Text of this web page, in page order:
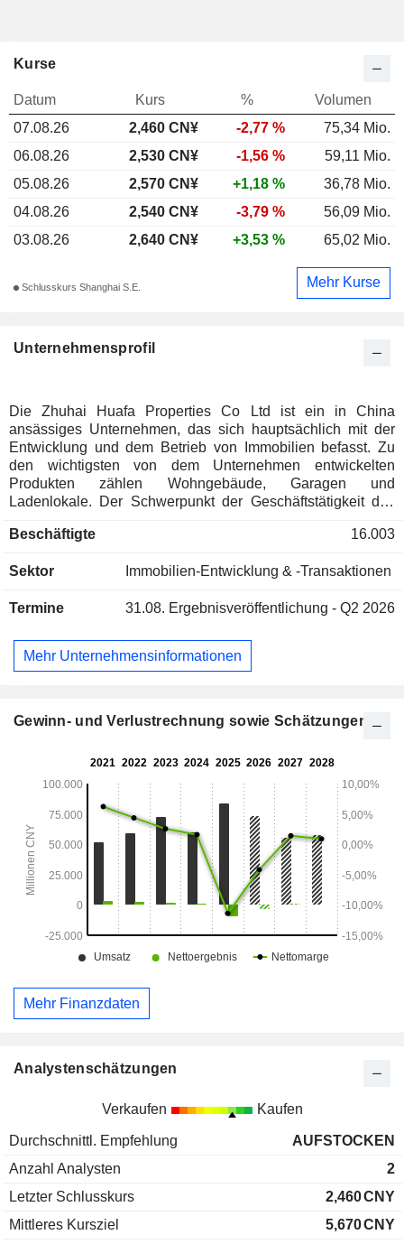
Unternehmensprofil
Die Zhuhai Huafa Properties Co Ltd ist ein in China
ansässiges Unternehmen, das sich hauptsächlich mit der
Entwicklung und dem Betrieb von Immobilien befasst. Zu
den wichtigsten von dem Unternehmen entwickelten
Produkten zählen Wohngebäude, Garagen und
Ladenlokale. Der Schwerpunkt der Geschäftstätigkeit des
Ballungsräumen wie der Greater Bay Area Guangdong-
koordinierten Entwicklungsgebiet Peking-Tianjin-Hebei und
Beschäftigte 16.003
Sektor Immobilien-Entwicklung & -Transaktionen
Termine 31.08. Ergebnisveröffentlichung - Q2 2026
Mehr Unternehmensinformationen
Kurse
Datum Kurs %
Volumen
07.08.26
2,460 CN¥ -2,77 %
75,34 Mio.
06.08.26
2,530 CN¥ -1,56 %
59,11 Mio.
05.08.26
2,570 CN¥ +1,18 %
36,78 Mio.
04.08.26
2,540 CN¥ -3,79 %
56,09 Mio.
03.08.26
2,640 CN¥ +3,53 % 65,02 Mio.
Schlusskurs Shanghai S.E. Mehr Kurse
Gewinn- und Verlustrechnung sowie Schätzungen
Mehr Finanzdaten
Analystenschätzungen
Verkaufen Kaufen
Durchschnittl. Empfehlung
AUFSTOCKEN
Anzahl Analysten
2
Letzter Schlusskurs
2,460CNY
Mittleres Kursziel
5,670CNY